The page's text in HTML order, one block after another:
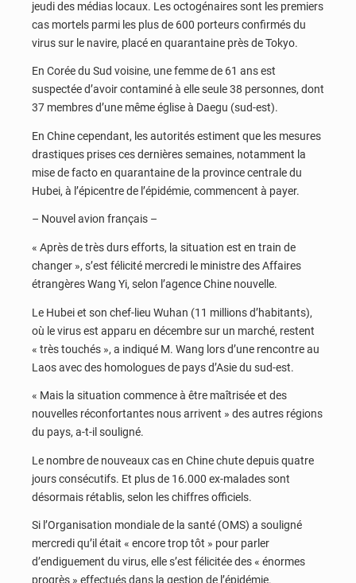
jeudi des médias locaux. Les octogénaires sont les premiers
cas mortels parmi les plus de 600 porteurs confirmés du
virus sur le navire, placé en quarantaine près de Tokyo.
En Corée du Sud voisine, une femme de 61 ans est
suspectée d’avoir contaminé à elle seule 38 personnes, dont
37 membres d’une même église à Daegu (sud-est).
En Chine cependant, les autorités estiment que les mesures
drastiques prises ces dernières semaines, notamment la
mise de facto en quarantaine de la province centrale du
Hubei, à l’épicentre de l’épidémie, commencent à payer.
– Nouvel avion français –
« Après de très durs efforts, la situation est en train de
changer », s’est félicité mercredi le ministre des Affaires
étrangères Wang Yi, selon l’agence Chine nouvelle.
Le Hubei et son chef-lieu Wuhan (11 millions d’habitants),
où le virus est apparu en décembre sur un marché, restent
« très touchés », a indiqué M. Wang lors d’une rencontre au
Laos avec des homologues de pays d’Asie du sud-est.
« Mais la situation commence à être maîtrisée et des
nouvelles réconfortantes nous arrivent » des autres régions
du pays, a-t-il souligné.
Le nombre de nouveaux cas en Chine chute depuis quatre
jours consécutifs. Et plus de 16.000 ex-malades sont
désormais rétablis, selon les chiffres officiels.
Si l’Organisation mondiale de la santé (OMS) a souligné
mercredi qu’il était « encore trop tôt » pour parler
d’endiguement du virus, elle s’est félicitée des « énormes
progrès » effectués dans la gestion de l’épidémie.